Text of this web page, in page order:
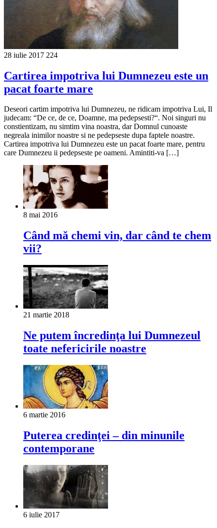
28 iulie 2017 224
Cartirea impotriva lui Dumnezeu este un
pacat foarte mare
Deseori cartim impotriva lui Dumnezeu, ne ridicam impotriva Lui, Il
judecam: “De ce, de ce, Doamne, ma pedepsesti?“. Noi singuri nu
constientizam, nu simtim vina noastra, dar Domnul cunoaste
negreala inimilor noastre si ne pedepseste dupa faptele noastre.
Cartirea impotriva lui Dumnezeu este un pacat foarte mare, pentru
care Dumnezeu ii pedepseste pe oameni. Amintiti-va […]
8 mai 2016
Când mă chemi vin, dar când te chem
vii?
21 martie 2018
Ne putem încredinţa lui Dumnezeul
toate nefericirile noastre
6 martie 2016
Puterea credinţei – din minunile
contemporane
6 iulie 2017